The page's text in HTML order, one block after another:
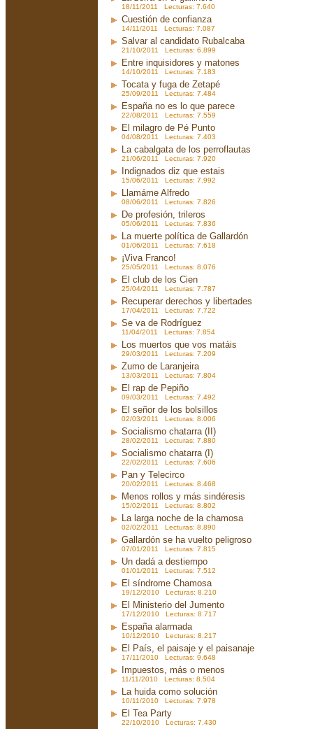
18/11/2011 Lecturas: 7.640
Cuestión de confianza
14/11/2011 Lecturas: 7.087
Salvar al candidato Rubalcaba
21/10/2011 Lecturas: 6.899
Entre inquisidores y matones
14/10/2011 Lecturas: 7.183
Tocata y fuga de Zetapé
25/09/2011 Lecturas: 7.484
España no es lo que parece
22/08/2011 Lecturas: 7.559
El milagro de Pé Punto
04/08/2011 Lecturas: 7.403
La cabalgata de los perroflautas
21/06/2011 Lecturas: 7.920
Indignados diz que estais
15/06/2011 Lecturas: 7.992
Llamáme Alfredo
08/06/2011 Lecturas: 7.826
De profesión, trileros
05/06/2011 Lecturas: 7.836
La muerte política de Gallardón
01/06/2011 Lecturas: 7.618
¡Viva Franco!
25/05/2011 Lecturas: 8.076
El club de los Cien
25/04/2011 Lecturas: 7.787
Recuperar derechos y libertades
17/04/2011 Lecturas: 7.722
Se va de Rodríguez
11/04/2011 Lecturas: 7.854
Los muertos que vos matáis
29/03/2011 Lecturas: 7.209
Zumo de Laranjeira
13/03/2011 Lecturas: 7.804
El rap de Pepiño
09/03/2011 Lecturas: 7.492
El señor de los bolsillos
02/03/2011 Lecturas: 8.006
Socialismo chatarra (II)
28/02/2011 Lecturas: 7.880
Socialismo chatarra (I)
22/02/2011 Lecturas: 7.606
Pan y Telecirco
20/02/2011 Lecturas: 8.468
Menos rollos y más sindéresis
15/02/2011 Lecturas: 8.802
La larga noche de la chamosa
02/02/2011 Lecturas: 8.890
Gallardón se ha vuelto peligroso
07/01/2011 Lecturas: 7.815
Un dadá a destiempo
01/01/2011 Lecturas: 7.512
El síndrome Chamosa
19/12/2010 Lecturas: 8.210
El Ministerio del Jumento
17/12/2010 Lecturas: 8.717
España alarmada
10/12/2010 Lecturas: 8.217
El País, el paisaje y el paisanaje
17/11/2010 Lecturas: 9.648
Impuestos, más o menos
11/11/2010 Lecturas: 8.504
La huida como solución
10/11/2010 Lecturas: 7.978
El Tea Party
22/10/2010 Lecturas: 7.430